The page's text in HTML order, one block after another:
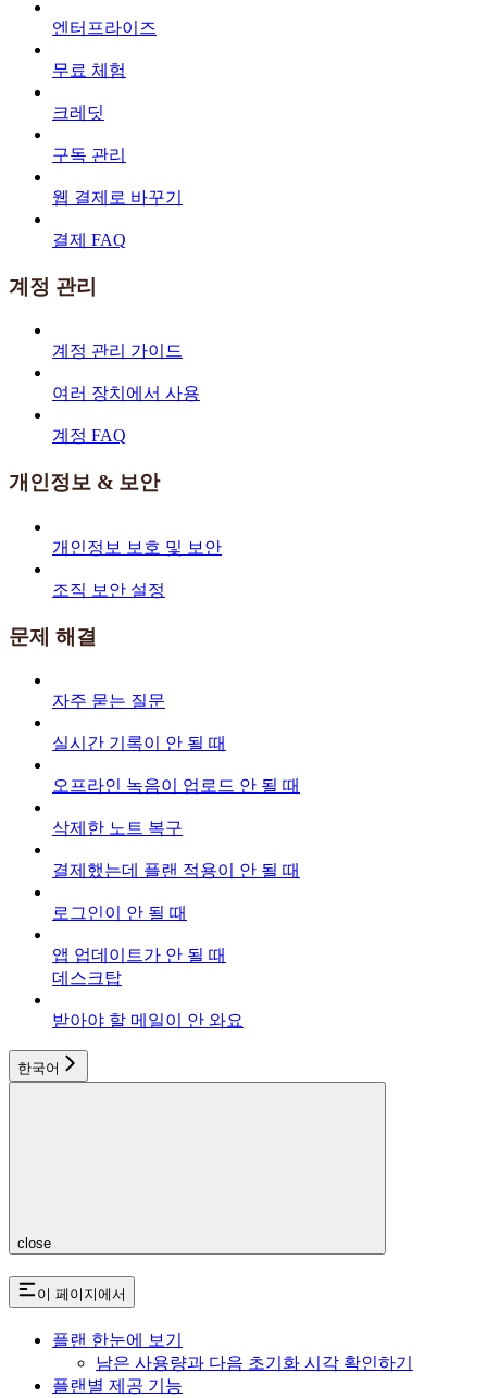
엔터프라이즈
무료 체험
크레딧
구독 관리
웹 결제로 바꾸기
결제 FAQ
계정 관리
계정 관리 가이드
여러 장치에서 사용
계정 FAQ
개인정보 & 보안
개인정보 보호 및 보안
조직 보안 설정
문제 해결
자주 묻는 질문
실시간 기록이 안 될 때
오프라인 녹음이 업로드 안 될 때
삭제한 노트 복구
결제했는데 플랜 적용이 안 될 때
로그인이 안 될 때
앱 업데이트가 안 될 때
데스크탑
받아야 할 메일이 안 와요
한국어
close
이 페이지에서
플랜 한눈에 보기
남은 사용량과 다음 초기화 시각 확인하기
플랜별 제공 기능